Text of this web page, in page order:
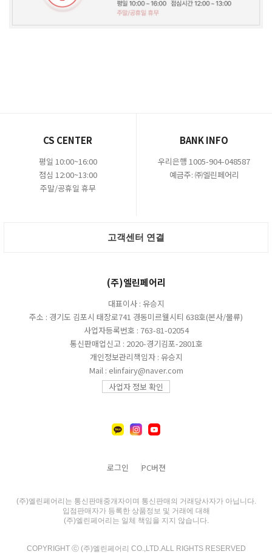
CS CENTER
평일 10:00~16:00
점심 12:00~13:00
주말/공휴일 휴무
BANK INFO
우리은행 1005-904-048587
예금주: ㈜엘린페어리
고객센터 연결
(주)엘린페어리
대표이사 : 유승지
주소 : 경기도 김포시 태장로741 경동미르웰시티 638호(본사/물류)
사업자등록번호 : 763-81-02054
통신판매업신고 : 2020-경기김포-2801호
개인정보관리책임자 : 유승지
Mail : elinfairy@naver.com
사업자 정보 확인
로그인 PC버젼
(주)엘린페어리는 통신판매중개자이며 통신판매의 거래당사자가 아닙니다.
입점판매자가 등록한 상품정보 및 거래에 대해
(주)엘린페어리는 일체 책임을 지지 않습니다.
COPYRIGHT ⓒ (주)엘린페어리 CO.,LTD.ALL RIGHTS RESERVED